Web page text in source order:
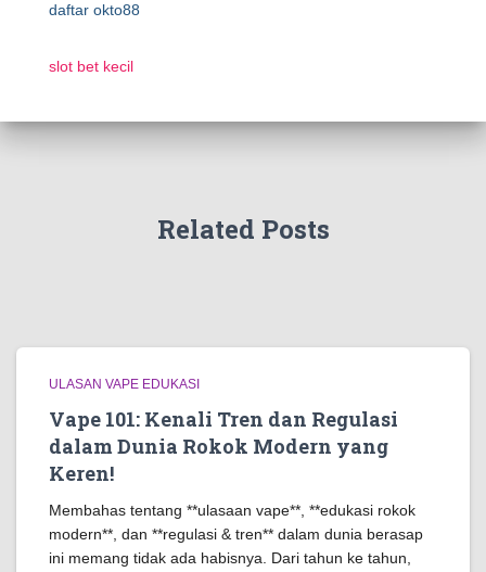
daftar okto88
slot bet kecil
Related Posts
ULASAN VAPE EDUKASI
Vape 101: Kenali Tren dan Regulasi
dalam Dunia Rokok Modern yang
Keren!
Membahas tentang **ulasaan vape**, **edukasi rokok
modern**, dan **regulasi & tren** dalam dunia berasap
ini memang tidak ada habisnya. Dari tahun ke tahun,